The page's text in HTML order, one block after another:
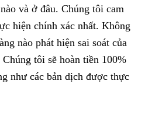
và ở đâu. Chúng tôi cam
hiện chính xác nhất. Không
nào phát hiện sai soát của
tôi sẽ hoàn tiền 100%
như các bản dịch được thực